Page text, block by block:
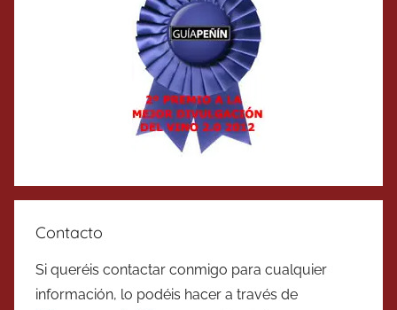
Contacto
Si queréis contactar conmigo para cualquier
información, lo podéis hacer a través de